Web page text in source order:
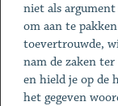
niet als
om aan te
toevertrouwde,
nam de zaken
en hield je op de
het gegeven